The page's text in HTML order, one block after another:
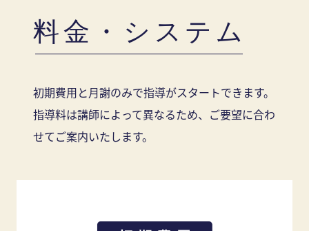
料金・システム
初期費用と月謝のみで指導がスタートできます。
指導料は講師によって異なるため、ご要望に合わ
せてご案内いたします。